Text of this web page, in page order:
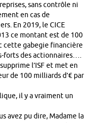
sans contrôle ni
en cas de
En 2019, le CICE
ce montant est de 100
cette gabegie financière
forts des actionnaires….
l’ISF et met en
de 100 milliards d’€ par
il y a vraiment un
avez pu dire, Madame la